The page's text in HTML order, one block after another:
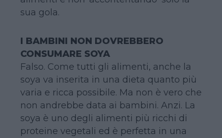
sua gola.
I BAMBINI NON DOVREBBERO
CONSUMARE SOYA
Falso. Come tutti gli alimenti, anche la
soya va inserita in una dieta quanto più
varia e ricca possibile. Ma non è vero che
non andrebbe data ai bambini. Anzi. La
soya è uno degli alimenti più ricchi di
proteine vegetali ed è perfetta in una